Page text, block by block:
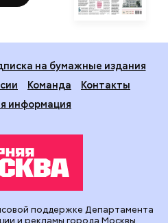
на бумажные издания
Команда
Контакты
информация
поддержке Департамента
и рекламы города Москвы.